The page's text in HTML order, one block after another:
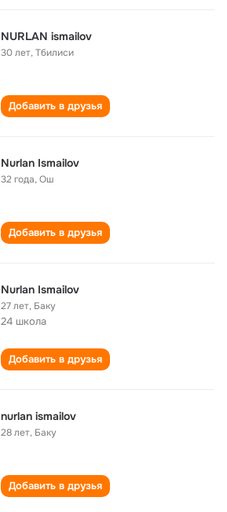
NURLAN ismailov
30 лет,Тбилиси
Добавить в друзья
Nurlan Ismailov
32 года,Ош
Добавить в друзья
Nurlan Ismailov
27 лет, Баку
24 школа
Добавить в друзья
nurlan ismailov
28 лет, Баку
Добавить в друзья